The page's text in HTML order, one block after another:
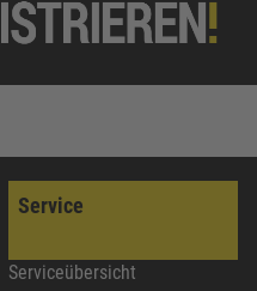
Service
Serviceübersicht